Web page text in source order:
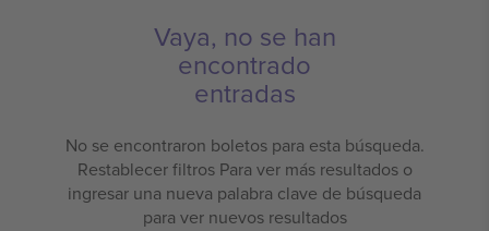
Vaya, no se han
encontrado
entradas
No se encontraron boletos para esta búsqueda.
Restablecer filtros Para ver más resultados o
ingresar una nueva palabra clave de búsqueda
para ver nuevos resultados